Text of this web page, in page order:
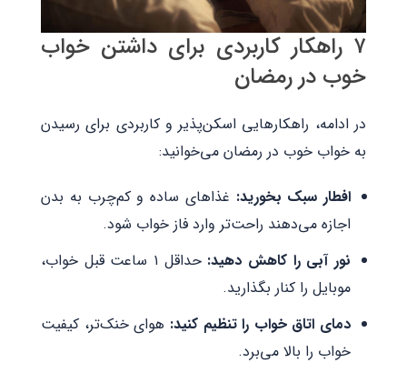
۷ راهکار کاربردی برای داشتن خواب
خوب در رمضان
در ادامه، راهکارهایی اسکن‌پذیر و کاربردی برای رسیدن
به خواب خوب در رمضان می‌خوانید:
افطار سبک بخورید: غذاهای ساده و کم‌چرب به بدن
اجازه می‌دهند راحت‌تر وارد فاز خواب شود.
نور آبی را کاهش دهید:
حداقل ۱ ساعت قبل خواب،
موبایل را کنار بگذارید.
دمای اتاق خواب را تنظیم کنید: هوای خنک‌تر، کیفیت
خواب را بالا می‌برد.